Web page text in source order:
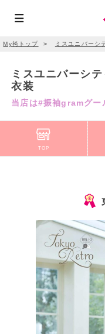
My袴トップ ＞ ミスユニバーシ
ミスユニバーシ
衣装
当店は#振袖gramグー
TOP